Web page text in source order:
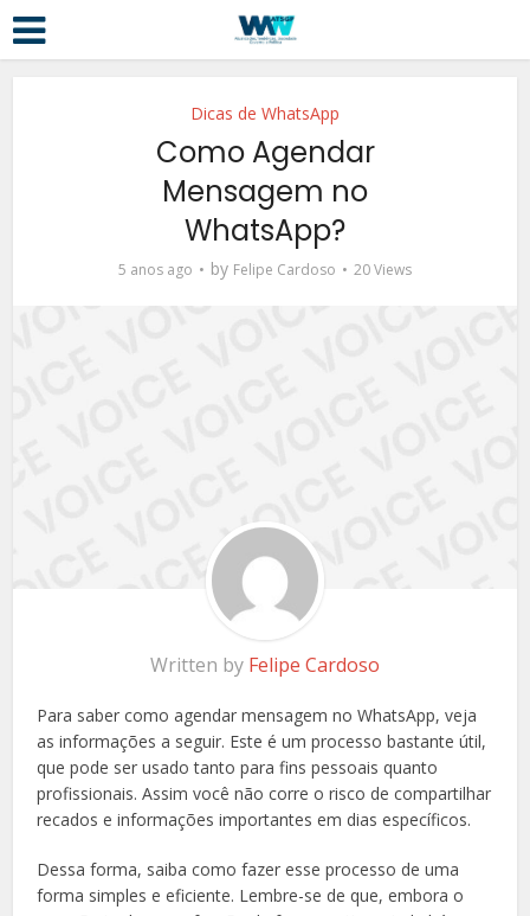
Dicas de WhatsApp
Como Agendar
Mensagem no
WhatsApp?
5 anos ago by Felipe Cardoso 20 Views
Written by Felipe Cardoso
Para saber como agendar mensagem no WhatsApp, veja
as informações a seguir. Este é um processo bastante útil,
que pode ser usado tanto para fins pessoais quanto
profissionais. Assim você não corre o risco de compartilhar
recados e informações importantes em dias específicos.
Dessa forma, saiba como fazer esse processo de uma
forma simples e eficiente. Lembre-se de que, embora o